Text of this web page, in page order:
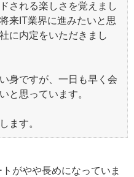
される楽しさを覚えまし
来IT業界に進みたいと思
に内定をいただきまし
身ですが、一日も早く会
と思っています。
ます。
がやや長めになっていま